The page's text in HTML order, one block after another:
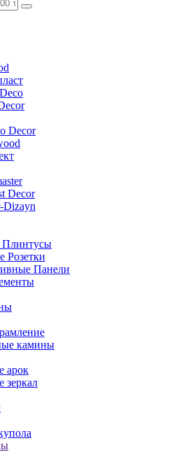
Decor
Decor
Dizayn
Розетки
Панели
камины
арок
зеркал